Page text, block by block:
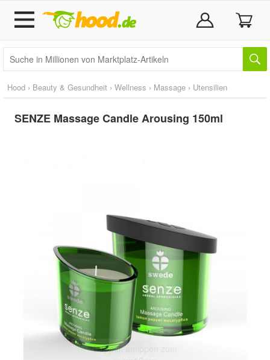
Hood › Beauty & Gesundheit › Wellness › Massage › Utensilien
SENZE Massage Candle Arousing 150ml
Doppelt antippen zum